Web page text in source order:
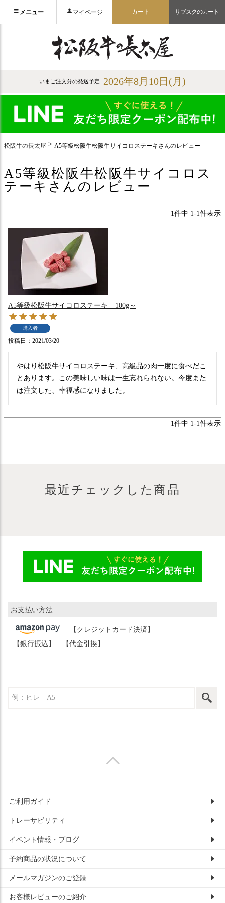
メニュー マイページ カート サブスクのカート
いまご注文分の発送予定 2026年8月10日(月)
松阪牛の長太屋 A5等級松阪牛松阪牛サイコロステーキさんのレビュー
A5等級松阪牛松阪牛サイコロス
テーキさんのレビュー
1件中 1-1件表示
A5等級松阪牛サイコロステーキ 100g～
購入者
投稿日 2021/03/20
やはり松阪牛サイコロステーキ、高級品の肉一度に食べだこ
とあります。この美味しい味は一生忘れられない。今度また
は注文した、幸福感になりました。
1件中 1-1件表示
最近チェックした商品
お支払い方法
【クレジットカード決済】
【銀行振込】
【代金引換】
ご利用ガイド
トレーサビリティ
イベント情報・ブログ
予約商品の状況について
メールマガジンのご登録
お客様レビューのご紹介